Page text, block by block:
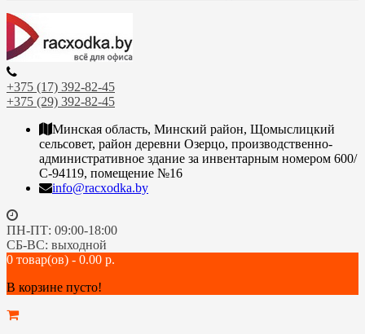
+375 (17) 392-82-45
+375 (29) 392-82-45
Минская область, Минский район, Щомыслицкий
сельсовет, район деревни Озерцо, производственно-
административное здание за инвентарным номером 600/
С-94119, помещение №16
info@racxodka.by
ПН-ПТ: 09:00-18:00
СБ-ВС: выходной
0 товар(ов) - 0.00 р.
В корзине пусто!